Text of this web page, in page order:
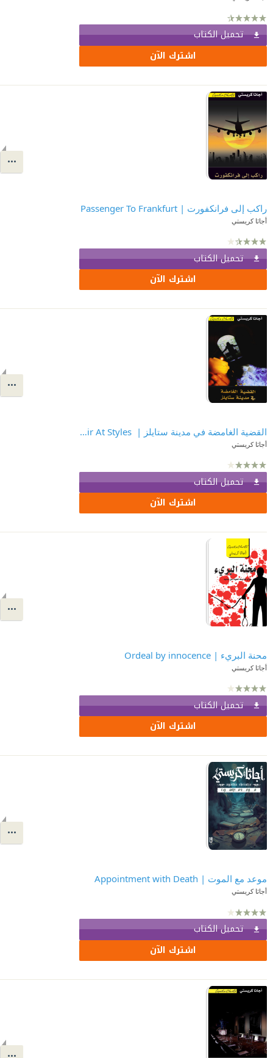
تحميل الكتاب
اشترك الآن
راكب إلى فرانكفورت | Passenger To Frankfurt
أجاثا كريستي
تحميل الكتاب
اشترك الآن
القضية الغامضة في مدينة ستايلز | ‎Mysterious Affair At Styles ‎
أجاثا كريستي
تحميل الكتاب
اشترك الآن
محنة البريء | Ordeal by innocence
أجاثا كريستي
تحميل الكتاب
اشترك الآن
موعد مع الموت | Appointment with Death
أجاثا كريستي
تحميل الكتاب
اشترك الآن